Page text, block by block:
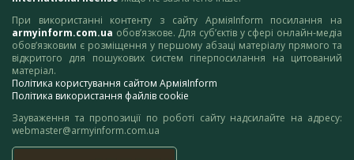
При використанні контенту з сайту АрміяInform посилання на
armyinform.com.ua обов’язкове. Для суб’єктів у сфері онлайн-медіа
обов’язковим є розміщення у першому абзаці матеріалу прямого та
відкритого для пошукових систем гіперпосилання на цитований
матеріал.
Політика користування сайтом АрміяInform
Політика використання файлів cookie
Зауваження та пропозиції по роботі сайту надсилайте на адресу:
webmaster@armyinform.com.ua